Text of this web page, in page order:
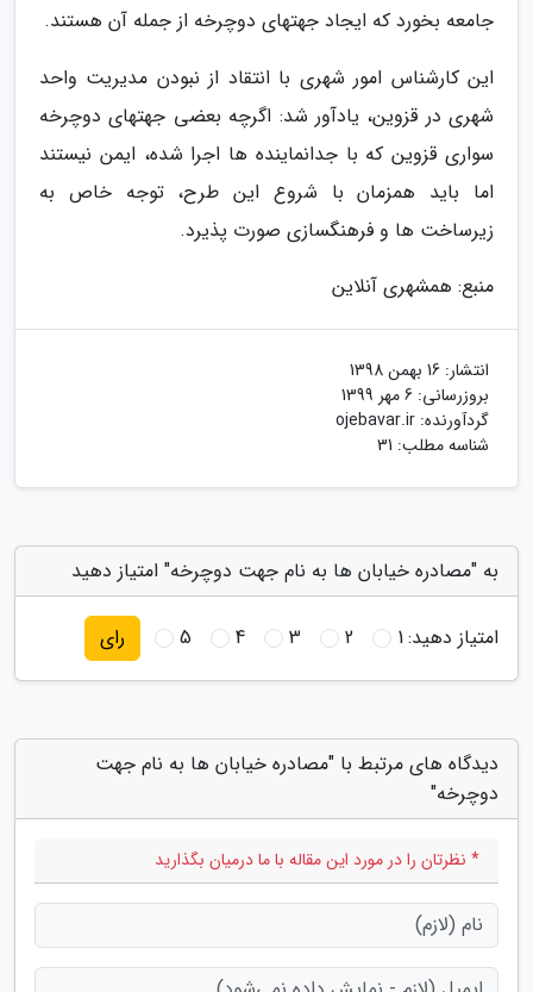
جامعه بخورد که ایجاد جهتهای دوچرخه از جمله آن هستند.
این کارشناس امور شهری با انتقاد از نبودن مدیریت واحد
شهری در قزوین، یادآور شد: اگرچه بعضی جهتهای دوچرخه
سواری قزوین که با جدانماینده ها اجرا شده، ایمن نیستند
اما باید همزمان با شروع این طرح، توجه خاص به
زیرساخت ها و فرهنگسازی صورت پذیرد.
منبع: همشهری آنلاین
انتشار: 16 بهمن 1398
بروزرسانی: 6 مهر 1399
گردآورنده: ojebavar.ir
شناسه مطلب: 31
به "مصادره خیابان ها به نام جهت دوچرخه" امتیاز دهید
امتیاز دهید:1
2
3
4
5 رای
دیدگاه های مرتبط با "مصادره خیابان ها به نام جهت
دوچرخه"
* نظرتان را در مورد این مقاله با ما درمیان بگذارید